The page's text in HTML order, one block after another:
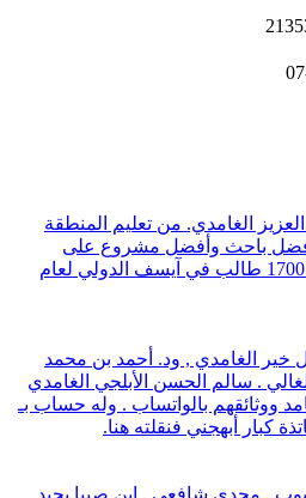
الغامدي. من تعليم المنطقة
باحث وأفضل مشروع على
مستوى العالم من بين 1700 طالب في آيسف الدولي لعام
آل خير الغامدي , ود. أحمد بن محمد
. سالم الحسن الأبلجي الغامدي
ووثائقهم بالواتساب . وله حساب بـ
كبار أبهجني فنقلته هنا.
. مجدي شافعي . ابن صبيا يجيد